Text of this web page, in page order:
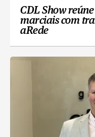
CDL Show
marciais com
aRede